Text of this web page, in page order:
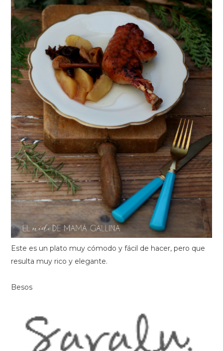
Este es un plato muy cómodo y fácil de hacer, pero que
resulta muy rico y elegante.
Besos